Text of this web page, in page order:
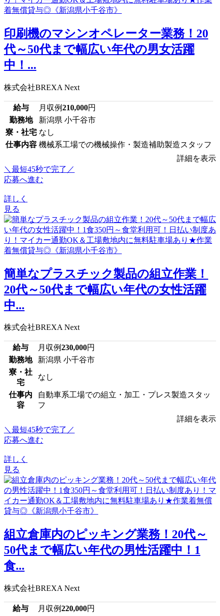
印刷機のマシンオペレーター業務！20
代～50代まで幅広い年代の男女活躍
中！...
株式会社BREXA Next
給与 月収例210,000円
勤務地
新潟県 小千谷市
寮・社宅 なし
仕事内容 機械系工場での機械操作・製造補助製造スタッフ
詳細を表示
＼最短45秒で完了／
応募へ進む
詳しく
見る
簡単なプラスチック製品の組立作業！
20代～50代まで幅広い年代の女性活躍
中...
株式会社BREXA Next
給与 月収例230,000円
勤務地
新潟県 小千谷市
寮・社
宅
なし
仕事内
容
自動車系工場での組立・加工・プレス製造スタッ
フ
詳細を表示
＼最短45秒で完了／
応募へ進む
詳しく
見る
組立倉庫内のピッキング業務！20代～
50代まで幅広い年代の男性活躍中！1
食...
株式会社BREXA Next
給与 月収例220,000円